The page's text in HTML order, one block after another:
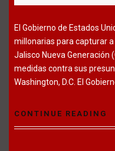
El Gobierno de Estados
millonarias para capturar
Jalisco Nueva Generación
medidas contra sus
Washington, D.C. El
CONTINUE READING